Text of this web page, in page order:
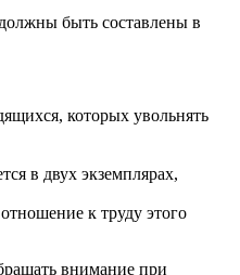
быть составлены в
которых увольнять
в двух экземплярах,
к труду этого
внимание при